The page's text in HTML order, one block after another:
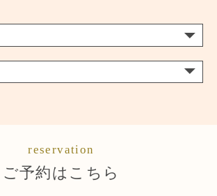
reservation
ご予約はこちら